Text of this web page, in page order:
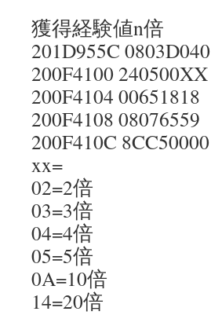
獲得経験値n倍
201D955C 0803D040
200F4100 240500XX
200F4104 00651818
200F4108 08076559
200F410C 8CC50000
xx=
02=2倍
03=3倍
04=4倍
05=5倍
0A=10倍
14=20倍